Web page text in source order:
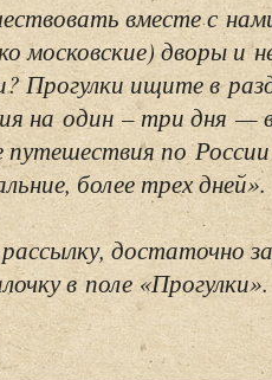
вместе с
московские) дворы и
ищите в
на один – три дня —
по
более трех дней».
достаточно
в поле «Прогулки».